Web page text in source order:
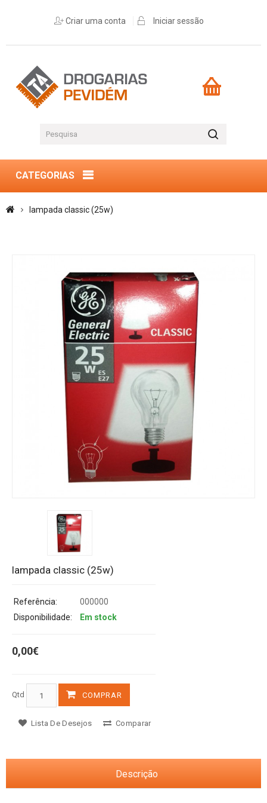
Criar uma conta Iniciar sessão
CATEGORIAS
lampada classic (25w)
lampada classic (25w)
Referência:
000000
Disponibilidade:
Em stock
0,00€
Qtd COMPRAR
Lista De Desejos Comparar
Descrição